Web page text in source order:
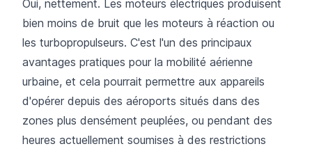
Oui, nettement. Les moteurs électriques produisent
bien moins de bruit que les moteurs à réaction ou
les turbopropulseurs. C'est l'un des principaux
avantages pratiques pour la mobilité aérienne
urbaine, et cela pourrait permettre aux appareils
d'opérer depuis des aéroports situés dans des
zones plus densément peuplées, ou pendant des
heures actuellement soumises à des restrictions